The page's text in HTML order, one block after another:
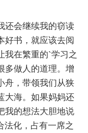
还会继续我的窃读
好书，就应该去阅
我在繁重的`学习之
多做人的道理。增
舟，带领我们从狭
大海。如果妈妈还
我的想法大胆地说
法化，占有一席之